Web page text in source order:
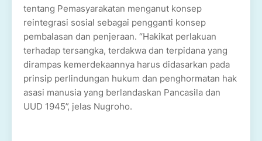
tentang Pemasyarakatan menganut konsep
reintegrasi sosial sebagai pengganti konsep
pembalasan dan penjeraan. “Hakikat perlakuan
terhadap tersangka, terdakwa dan terpidana yang
dirampas kemerdekaannya harus didasarkan pada
prinsip perlindungan hukum dan penghormatan hak
asasi manusia yang berlandaskan Pancasila dan
UUD 1945”, jelas Nugroho.